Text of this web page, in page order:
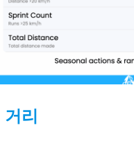
거리